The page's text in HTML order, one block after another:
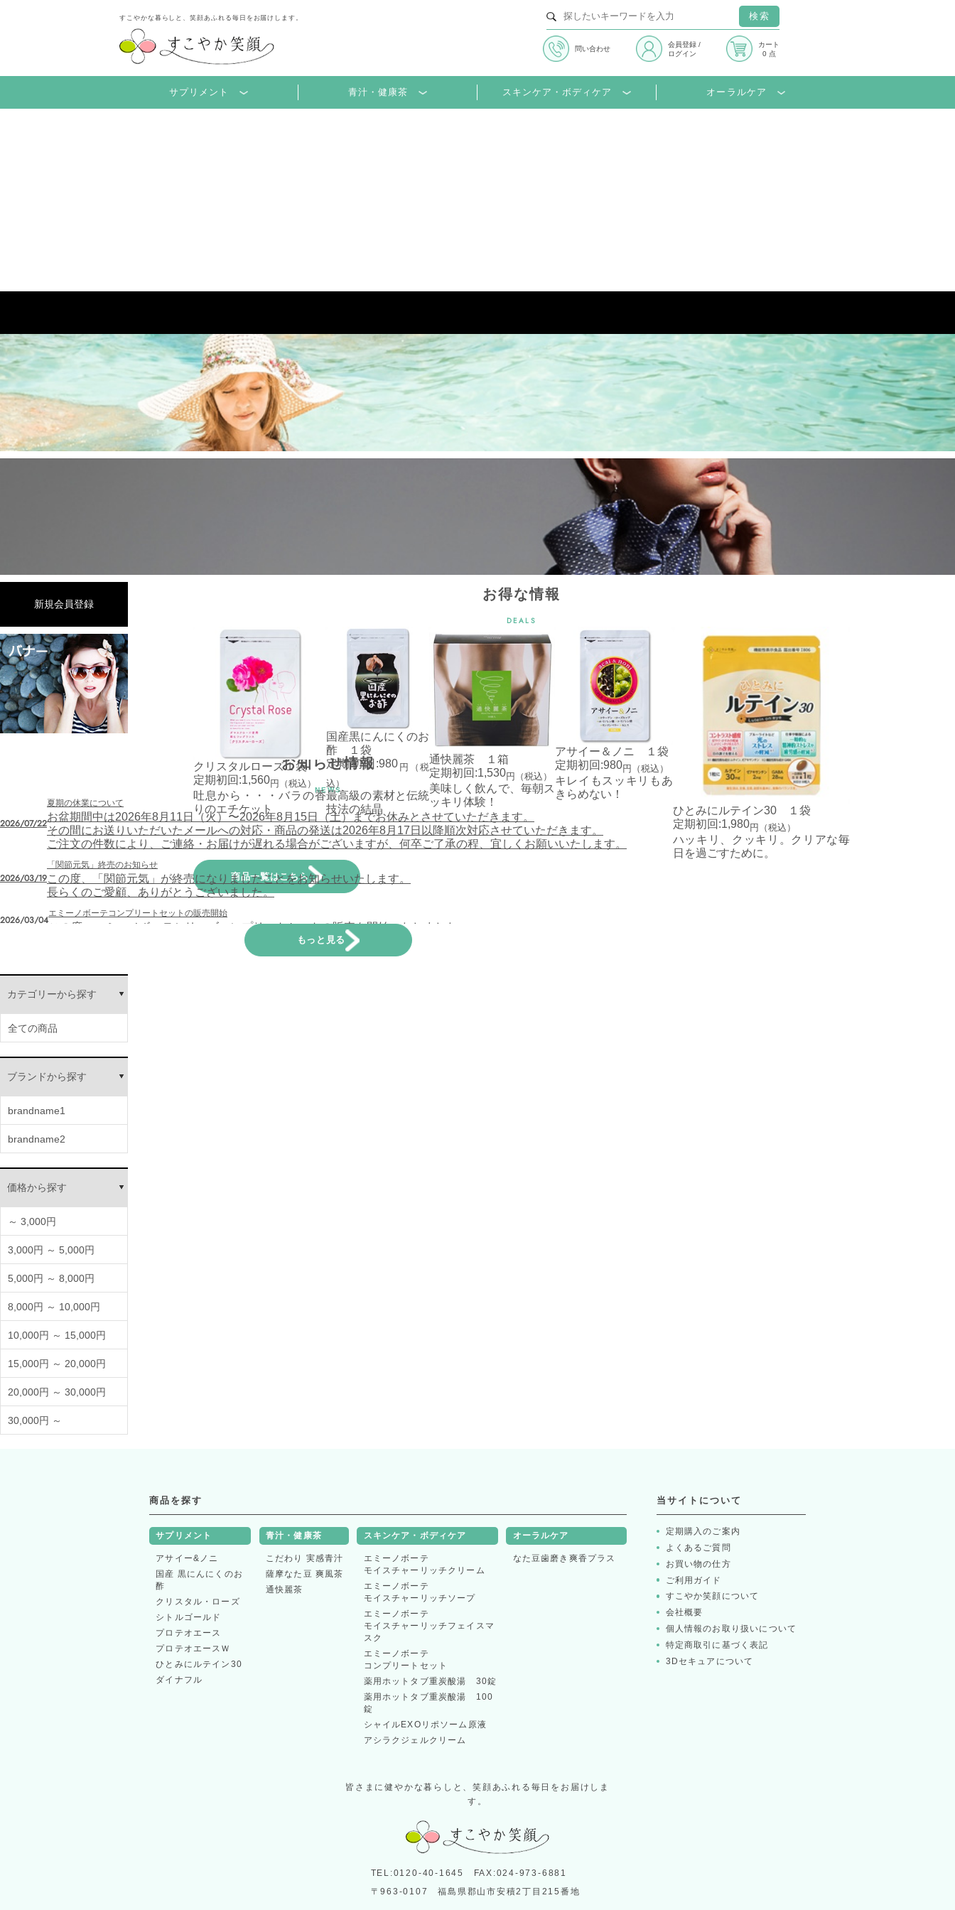
すこやかな暮らしと、笑顔あふれる毎日をお届けします。 検索
問い合わせ
会員登録/
ログイン
カート
0 点
サプリメント 青汁・健康茶 スキンケア・ボディケア オーラルケア
新規会員登録
お知らせ情報
NEWS
2026/07/22
夏期の休業について
お盆期間中は2026年8月11日（火）〜2026年8月15日（土）までお休みとさせていただきます。
その間にお送りいただいたメールへの対応・商品の発送は2026年8月17日以降順次対応させていただきます。
ご注文の件数により、ご連絡・お届けが遅れる場合がございますが、何卒ご了承の程、宜しくお願いいたします。
2026/03/19
「関節元気」終売のお知らせ
この度、「関節元気」が終売になりましたことをお知らせいたします。
長らくのご愛顧、ありがとうございました。
2026/03/04
エミーノボーテコンプリートセットの販売開始
この度、エミーノボーテシリーズコンプリートセットの販売を開始いたしました。
その間にお送りいただいたメールへの対応・商品の発送は2026年1月5日以降順次対応させていただきます。
ご注文の件数により、ご連絡・お届けが遅れる場合がございますが、何卒ご了承の程、宜しくお願いいたします。
2025/11/30この度、モニプラファンサイトのサービスを終了したことをお知らせいたします。
お客様におかれましては、かわらぬご愛顧をたまわりますようお願い申し上げます。
2025/07/25
夏季休暇についてお知らせ
誠に勝手ながら２０２５年８月１２日（火）〜２０２５年８月１５日（金）までお休みさせていただきます。
その間にお送りいただいたメールへの対応・商品の発送は８月１６日以降順次対応させていただきます。
ご注文の件数により、ご連絡・お届けが遅れる場合がございますが、何卒ご了承の程、宜しくお願いいたします。
2025/07/19
『ダイナフル』販売開始のお知らせ
2025/03/24
『プロテオエースW』販売開始のお知らせ
日頃より、「すこやか笑顔オンラインショップ」をご利用いただき、誠にありがとうございます。
新商品『プロテオエースW』の販売を開始いたしました。
2024/12/02
当サイトにおいて『クレジットマスター』の攻撃を探知いたしました。
原因が特定できるまで、 マイページでのクレジット情報新規登録と登録内容変更のサービスを
一時 停止させていただきます。
お電話にてご対応させていただきます。
予め、ご了承いただきますよう、お願いいたします。
【重要】「GMO後払い」お支払い延滞時の回収事務手数料のご負担について
12月1日（日）午前0:00よりGMOペイメントサービス株式会社が提供する「GMO後払い」において
ご利用代金の回収手続きに関わる費用（以下、回収事務手数料）が発生いたします。
回収事務手数料の徴収金額については下記参照または
■徴収金額 ：297円/税込を請求金額に加算（最大3回、合計891円/税込）
■加算タイミング：お支払い期限を超過し、請求書を発行するごとに加算
ゆうパックの配達希望時間帯の改正について
10月1日の郵便料金改定に伴い、ゆうパックの配達希望時間帯の改正が行われました。
定期コースで「20：00〜21：00」を選択されているお客様は
「19：00〜21：00」への変更になります。
あらかじめ、ご了承願います。
EMV 3-Dセキュア（3Dセキュア2.0）の導入について
お客様により安心・安全にお買い物いただけますよう、本人認証サービス「EMV 3-Dセキュア（3Dセキュア2.0）」を
日頃より、「すこやか笑顔オンラインショップ」をご利用いただき、誠にありがとうございます。
しかしながら昨今の原料・資材価格の著しい上昇を受け、現行価格でのご提供が困難な状況となり、誠に不本意ではご
皆様にはご迷惑をおかけして大変申し訳ございませんが、何卒余儀ない事情をご理解いただき、今後とも変わらぬご愛
もっと見る
カテゴリーから探す
全ての商品
ブランドから探す
brandname1
brandname2
価格から探す
～ 3,000円
3,000円 ～ 5,000円
5,000円 ～ 8,000円
8,000円 ～ 10,000円
10,000円 ～ 15,000円
15,000円 ～ 20,000円
20,000円 ～ 30,000円
30,000円 ～
お得な情報
DEALS
クリスタルローズ１袋
定期初回:1,560円（税込）
吐息から・・・バラの香
りのエチケット
国産黒にんにくのお
酢 １袋
定期初回:980 円（税
込）
最高級の素材と伝統
技法の結晶
通快麗茶 １箱
定期初回:1,530円（税込）
美味しく飲んで、毎朝ス
ッキリ体験！
アサイー＆ノニ １袋
定期初回:980円（税込）
キレイもスッキリもあ
きらめない！
ひとみにルテイン30 １袋
定期初回:1,980円（税込）
ハッキリ、クッキリ。クリアな毎
日を過ごすために。
商品一覧はこちら
商品を探す
サプリメント
アサイー&ノニ
国産 黒にんにくのお
酢
クリスタル・ローズ
シトルゴールド
プロテオエース
プロテオエースＷ
ひとみにルテイン30
ダイナフル
青汁・健康茶
こだわり 実感青汁
薩摩なた豆 爽風茶
通快麗茶
スキンケア・ボディケア
エミーノボーテ
モイスチャーリッチクリーム
エミーノボーテ
モイスチャーリッチソープ
エミーノボーテ
モイスチャーリッチフェイスマ
スク
エミーノボーテ
コンプリートセット
薬用ホットタブ重炭酸湯 30錠
薬用ホットタブ重炭酸湯 100
錠
シャイルEXOリポソーム原液
アシラクジェルクリーム
オーラルケア
なた豆歯磨き爽香プラス
当サイトについて
定期購入のご案内
よくあるご質問
お買い物の仕方
ご利用ガイド
すこやか笑顔について
会社概要
個人情報のお取り扱いについて
特定商取引に基づく表記
3Dセキュアについて
皆さまに健やかな暮らしと、笑顔あふれる毎日をお届けしま
す。
TEL:0120-40-1645 FAX:024-973-6881
〒963-0107 福島県郡山市安積2丁目215番地